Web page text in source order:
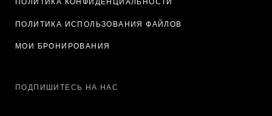
ПОЛИТИКА ИСПОЛЬЗОВАНИЯ ФАЙЛОВ
МОИ БРОНИРОВАНИЯ
ПОДПИШИТЕСЬ НА НАС